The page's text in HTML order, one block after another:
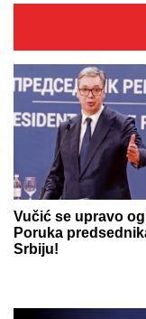
Vučić se upravo
Poruka
Srbiju!